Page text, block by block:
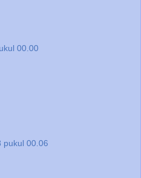
00.00
pukul 00.06